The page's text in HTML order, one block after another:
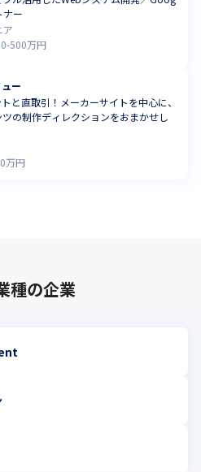
ナー
ア
-500万円
ー
と直取引！メーカーサイトを中心に、
の制作ディレクションをおまかせし
万円
種の企業